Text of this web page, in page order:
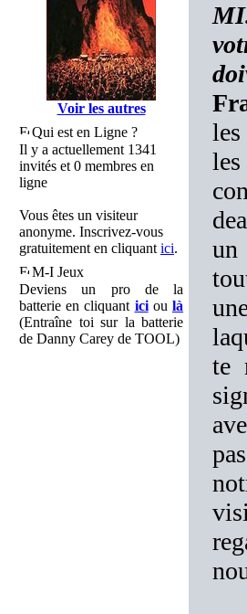
Voir les autres
Qui est en Ligne ?
Il y a actuellement 1341
invités et 0 membres en
ligne
Vous êtes un visiteur
anonyme. Inscrivez-vous
gratuitement en cliquant ici.
M-I Jeux
Deviens un pro de la
batterie en cliquant icioulà
(Entraîne toi sur la batterie
de Danny Carey de TOOL)
un
te